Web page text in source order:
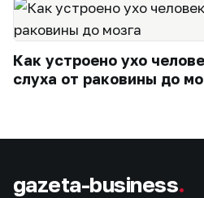
Как устроено ухо
слуха от раковины до
gazeta-business.